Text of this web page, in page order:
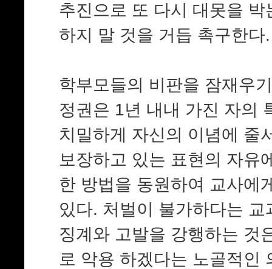
추진으로 또 다시 대못을
하지 말 것을 거듭 촉구한다.
학부모들의 비판을 잠재우
정권은 1년 내내 가진 자의
치밀하게 자신의 이념에 줄
보장하고 있는 표현의 자유
한 방법을 동원하여 교사에
있다. 처벌이 불가하다는
징계와 고발을 강행하는 것
로 악용 하겠다는 노골적인